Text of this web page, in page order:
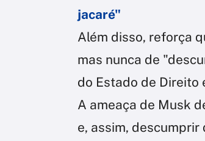
jacaré"
Além disso, reforça
mas nunca de
do Estado de Direito
A ameaça de Musk
e, assim, descumprir